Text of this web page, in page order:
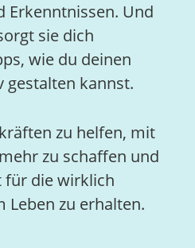
Erkenntnissen. Und
sie dich
wie du deinen
gestalten kannst.
zu helfen, mit
zu schaffen und
für die wirklich
Leben zu erhalten.